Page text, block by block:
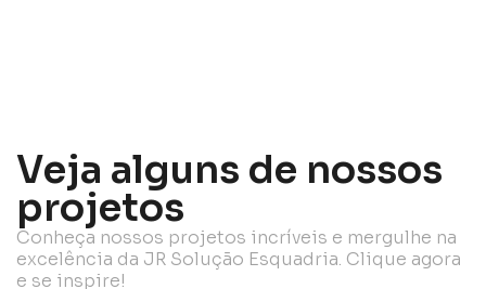
Veja alguns de nossos
projetos
Conheça nossos projetos incríveis e mergulhe na
excelência da JR Solução Esquadria. Clique agora
e se inspire!